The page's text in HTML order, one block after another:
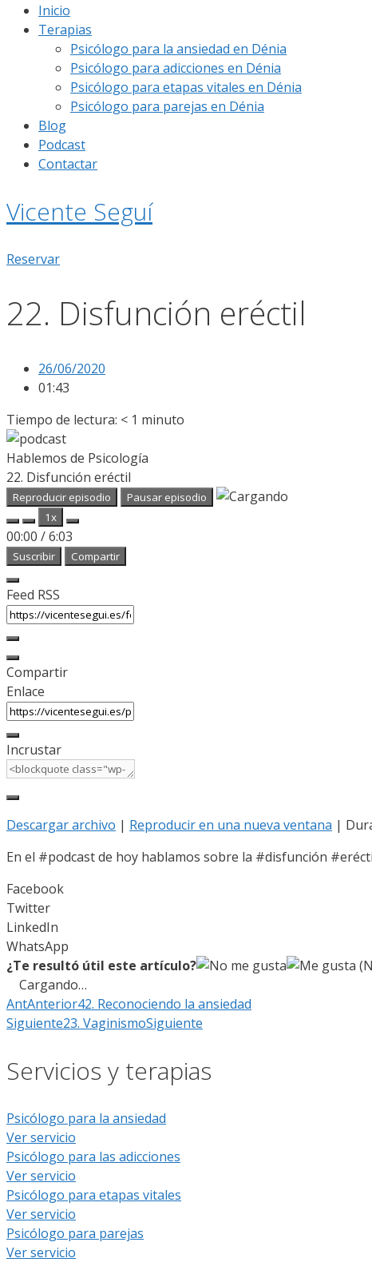
Inicio
Terapias
Psicólogo para la ansiedad en Dénia
Psicólogo para adicciones en Dénia
Psicólogo para etapas vitales en Dénia
Psicólogo para parejas en Dénia
Blog
Podcast
Contactar
Vicente Seguí
Reservar
22. Disfunción eréctil
26/06/2020
01:43
Tiempo de lectura: < 1 minuto
Hablemos de Psicología
22. Disfunción eréctil
Reproducir episodio
Pausar episodio
1x
00:00 /6:03
Suscribir Compartir
Feed RSS
Compartir
Enlace
Incrustar
Descargar archivo | Reproducir en una nueva ventana |
En el #podcast de hoy hablamos sobre la #disfunción
Facebook
Twitter
LinkedIn
WhatsApp
¿Te resultó útil este artículo?
Cargando…
AntAnterior42. Reconociendo la ansiedad
Siguiente23. VaginismoSiguiente
Servicios y terapias
Psicólogo para la ansiedad
Ver servicio
Psicólogo para las adicciones
Ver servicio
Psicólogo para etapas vitales
Ver servicio
Psicólogo para parejas
Ver servicio